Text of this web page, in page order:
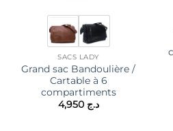
SACS LADY
Grand sac Bandoulière /
Cartable à 6
compartiments
د.ج 4,950